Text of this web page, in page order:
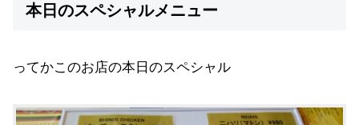
本日のスペシャルメニュー
ってかこのお店の本日のスペシャル